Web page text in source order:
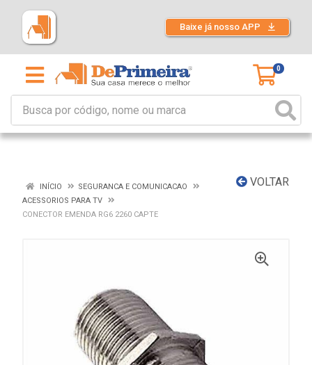
Baixe já nosso APP
0
VOLTAR
INÍCIO
SEGURANCA E COMUNICACAO
ACESSORIOS PARA TV
CONECTOR EMENDA RG6 2260 CAPTE